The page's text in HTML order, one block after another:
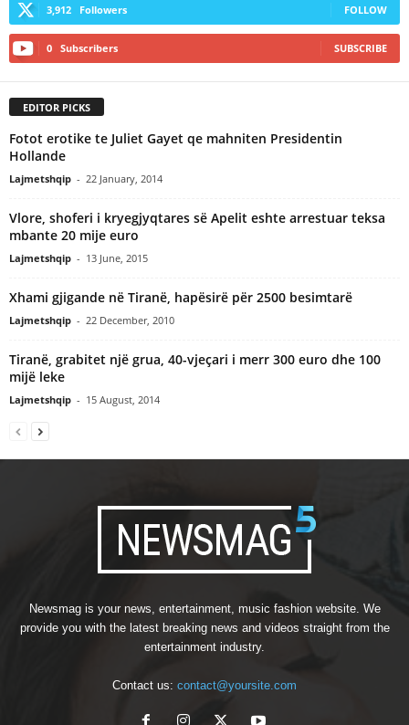
3,912 Followers FOLLOW
0 Subscribers SUBSCRIBE
EDITOR PICKS
Fotot erotike te Juliet Gayet qe mahniten Presidentin
Hollande
Lajmetshqip - 22 January, 2014
Vlore, shoferi i kryegjyqtares së Apelit eshte arrestuar teksa
mbante 20 mije euro
Lajmetshqip - 13 June, 2015
Xhami gjigande në Tiranë, hapësirë për 2500 besimtarë
Lajmetshqip - 22 December, 2010
Tiranë, grabitet një grua, 40-vjeçari i merr 300 euro dhe 100
mijë leke
Lajmetshqip - 15 August, 2014
Newsmag is your news, entertainment, music fashion website. We
provide you with the latest breaking news and videos straight from the
entertainment industry.
Contact us: contact@yoursite.com